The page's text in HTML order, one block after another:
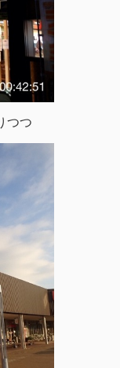
つつ